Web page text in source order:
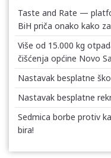
Taste and Rate —
BiH priča onako kako
Više od 15.000 kg
čišćenja općine Novo
Nastavak besplatne
Nastavak besplatne
Sedmica borbe protiv
bira!